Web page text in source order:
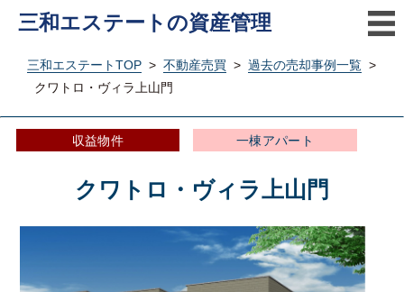
三和エステートの資産管理
三和エステートTOP > 不動産売買 > 過去の売却事例一覧 >
クワトロ・ヴィラ上山門
収益物件 一棟アパート
クワトロ・ヴィラ上山門